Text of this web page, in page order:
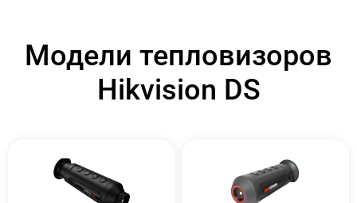
Модели тепловизоров
Hikvision DS